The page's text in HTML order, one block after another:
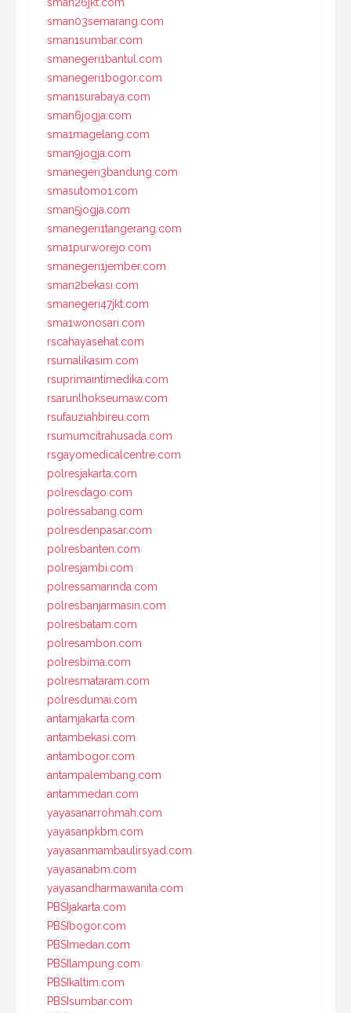
sman26jkt.com
sman03semarang.com
sman1sumbar.com
smanegeri1bantul.com
smanegeri1bogor.com
sman1surabaya.com
sman6jogja.com
sma1magelang.com
sman9jogja.com
smanegeri3bandung.com
smasutomo1.com
sman5jogja.com
smanegeri1tangerang.com
sma1purworejo.com
smanegeri1jember.com
sman2bekasi.com
smanegeri47jkt.com
sma1wonosari.com
rscahayasehat.com
rsumalikasim.com
rsuprimaintimedika.com
rsarunlhokseumaw.com
rsufauziahbireu.com
rsumumcitrahusada.com
rsgayomedicalcentre.com
polresjakarta.com
polresdago.com
polressabang.com
polresdenpasar.com
polresbanten.com
polresjambi.com
polressamarinda.com
polresbanjarmasin.com
polresbatam.com
polresambon.com
polresbima.com
polresmataram.com
polresdumai.com
antamjakarta.com
antambekasi.com
antambogor.com
antampalembang.com
antammedan.com
yayasanarrohmah.com
yayasanpkbm.com
yayasanmambaulirsyad.com
yayasanabm.com
yayasandharmawanita.com
PBSIjakarta.com
PBSIbogor.com
PBSImedan.com
PBSIlampung.com
PBSIkaltim.com
PBSIsumbar.com